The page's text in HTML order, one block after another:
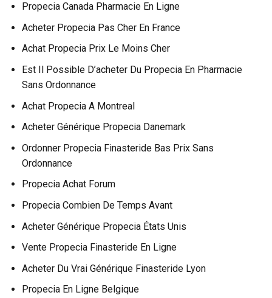
Propecia Canada Pharmacie En Ligne
Acheter Propecia Pas Cher En France
Achat Propecia Prix Le Moins Cher
Est Il Possible D’acheter Du Propecia En Pharmacie
Sans Ordonnance
Achat Propecia A Montreal
Acheter Générique Propecia Danemark
Ordonner Propecia Finasteride Bas Prix Sans
Ordonnance
Propecia Achat Forum
Propecia Combien De Temps Avant
Acheter Générique Propecia États Unis
Vente Propecia Finasteride En Ligne
Acheter Du Vrai Générique Finasteride Lyon
Propecia En Ligne Belgique